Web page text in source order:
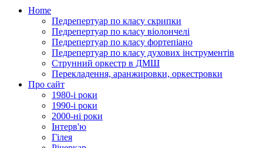
Home
Педрепертуар по класу скрипки
Педрепертуар по класу віолончелі
Педрепертуар по класу фортепіано
Педрепертуар по класу духових інструментів
Струнний оркестр в ДМШ
Перекладення, аранжировки, оркестровки
Про сайт
1980-і роки
1990-і роки
2000-ні роки
Інтерв'ю
Гілея